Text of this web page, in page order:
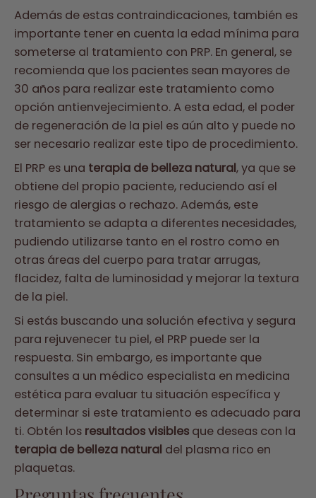
Además de estas contraindicaciones, también es
importante tener en cuenta la edad mínima para
someterse al tratamiento con PRP. En general, se
recomienda que los pacientes sean mayores de
30 años para realizar este tratamiento como
opción antienvejecimiento. A esta edad, el poder
de regeneración de la piel es aún alto y puede no
ser necesario realizar este tipo de procedimiento.
El PRP es una terapia de belleza natural, ya que se
obtiene del propio paciente, reduciendo así el
riesgo de alergias o rechazo. Además, este
tratamiento se adapta a diferentes necesidades,
pudiendo utilizarse tanto en el rostro como en
otras áreas del cuerpo para tratar arrugas,
flacidez, falta de luminosidad y mejorar la textura
de la piel.
Si estás buscando una solución efectiva y segura
para rejuvenecer tu piel, el PRP puede ser la
respuesta. Sin embargo, es importante que
consultes a un médico especialista en medicina
estética para evaluar tu situación específica y
determinar si este tratamiento es adecuado para
ti. Obtén los resultados visibles que deseas con la
terapia de belleza natural del plasma rico en
plaquetas.